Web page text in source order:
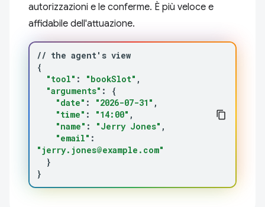
autorizzazioni e le conferme. È più veloce e
affidabile dell'attuazione.
// the agent' s
{
"tool" : "bookSlot"
"arguments" :
{
"date" : "2026-07-31"
"time" : "14:00"
"name" : "Jerry Jones"
"email" :
"jerry.jones@example.com"
}
}